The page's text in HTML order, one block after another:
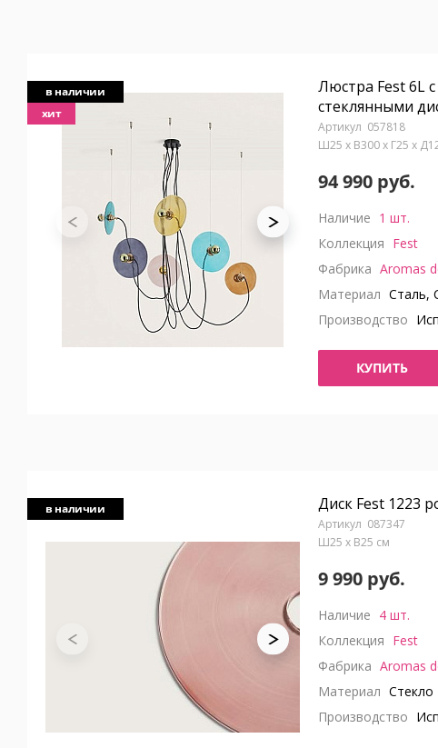
в наличии
хит
Люстра Fest 6L
стеклянными
057818
Ш25 x В300 x Г25 x
94 990 руб.
Наличие 1 шт.
Коллекция Fest
Фабрика Aromas
Материал Сталь,
Производство
КУПИТЬ
в наличии Диск Fest 1223
087347
Ш25 x В25 см
9 990 руб.
Наличие 4 шт.
Коллекция Fest
Фабрика Aromas
Материал Стекло
Производство